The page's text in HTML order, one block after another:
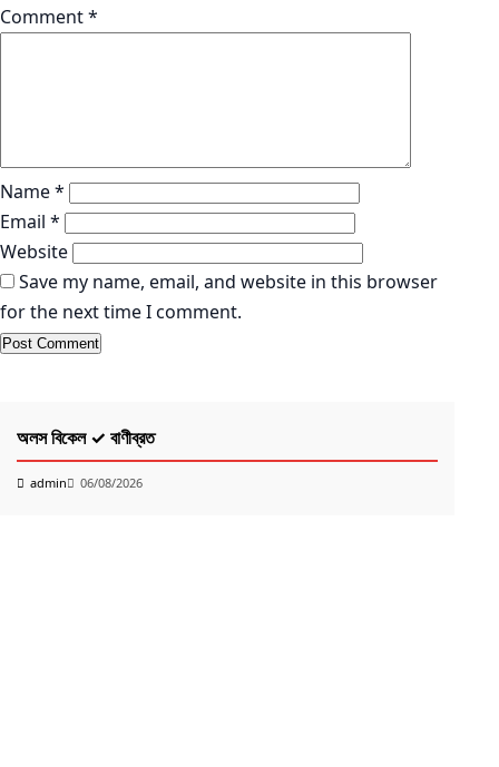
Comment*
Name*
Email *
Website
Save my name, email, and website in this browser
for the next time I comment.
অলস বিকেল ✓ বাণীব্রত
admin 06/08/2026